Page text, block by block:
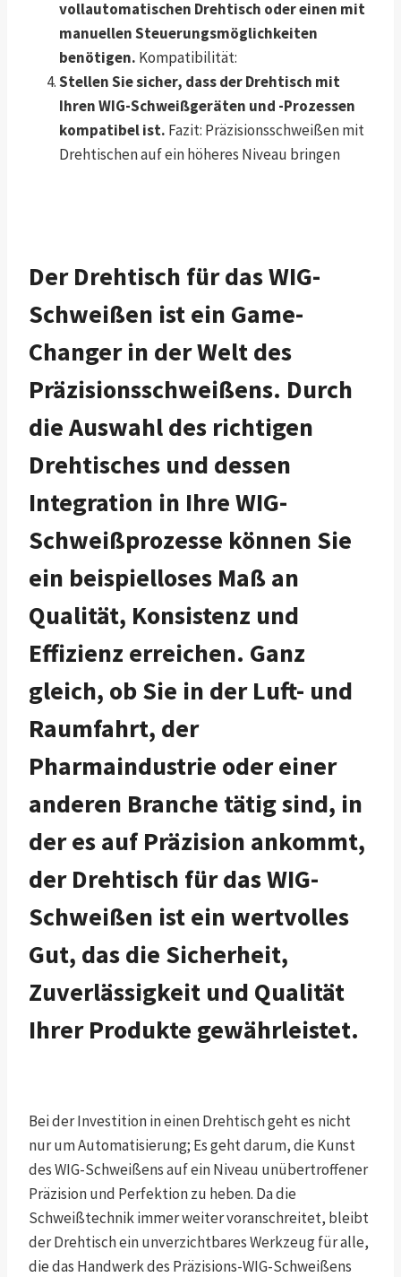
vollautomatischen Drehtisch oder einen mit
manuellen Steuerungsmöglichkeiten
benötigen. Kompatibilität:
Stellen Sie sicher, dass der Drehtisch mit
Ihren WIG-Schweißgeräten und -Prozessen
kompatibel ist. Fazit: Präzisionsschweißen mit
Drehtischen auf ein höheres Niveau bringen
Der Drehtisch für das WIG-
Schweißen ist ein Game-
Changer in der Welt des
Präzisionsschweißens. Durch
die Auswahl des richtigen
Drehtisches und dessen
Integration in Ihre WIG-
Schweißprozesse können Sie
ein beispielloses Maß an
Qualität, Konsistenz und
Effizienz erreichen. Ganz
gleich, ob Sie in der Luft- und
Raumfahrt, der
Pharmaindustrie oder einer
anderen Branche tätig sind, in
der es auf Präzision ankommt,
der Drehtisch für das WIG-
Schweißen ist ein wertvolles
Gut, das die Sicherheit,
Zuverlässigkeit und Qualität
Ihrer Produkte gewährleistet.
Bei der Investition in einen Drehtisch geht es nicht
nur um Automatisierung; Es geht darum, die Kunst
des WIG-Schweißens auf ein Niveau unübertroffener
Präzision und Perfektion zu heben. Da die
Schweißtechnik immer weiter voranschreitet, bleibt
der Drehtisch ein unverzichtbares Werkzeug für alle,
die das Handwerk des Präzisions-WIG-Schweißens